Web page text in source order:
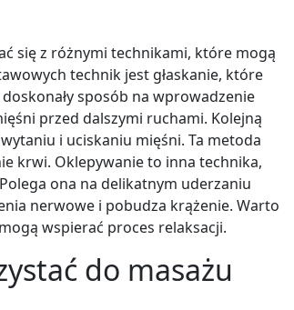
się z różnymi technikami, które mogą
technik jest głaskanie, które
sposób na wprowadzenie
przed dalszymi ruchami. Kolejną
i uciskaniu mięśni. Ta metoda
krwi. Oklepywanie to inna technika,
ona na delikatnym uderzaniu
nerwowe i pobudza krążenie. Warto
wspierać proces relaksacji.
do masażu